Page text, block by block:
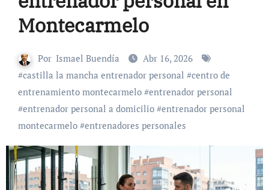
Montecarmelo
Por Ismael Buendía
Abr 16, 2026
#castilla la mancha entrenador personal #centro de
entrenamiento montecarmelo#entrenador personal
#entrenador personal a domicilio#entrenador personal
montecarmelo#entrenadores personales